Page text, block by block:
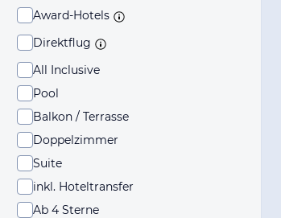
Award-Hotels
Direktflug
All Inclusive
Pool
Balkon / Terrasse
Doppelzimmer
Suite
inkl. Hoteltransfer
Ab 4 Sterne